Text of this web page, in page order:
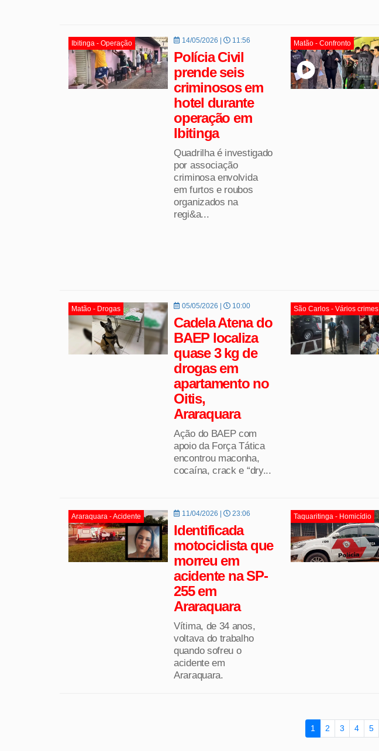
Ibitinga - Operação 14/05/2026 | 11:56
Polícia Civil
prende seis
criminosos em
hotel durante
operação em
Ibitinga
Quadrilha é investigado
por associação
criminosa envolvida
em furtos e roubos
organizados na
regi&a...
Matão - Confronto
Matão - Drogas 05/05/2026 | 10:00
Cadela Atena do
BAEP localiza
quase 3 kg de
drogas em
apartamento no
Oitis,
Araraquara
Ação do BAEP com
apoio da Força Tática
encontrou maconha,
cocaína, crack e “dry...
São Carlos - Vários crimes
Araraquara - Acidente 11/04/2026 | 23:06
Identificada
motociclista que
morreu em
acidente na SP-
255 em
Araraquara
Vítima, de 34 anos,
voltava do trabalho
quando sofreu o
acidente em
Araraquara.
Taquaritinga - Homicídio
1 2 3 4 5